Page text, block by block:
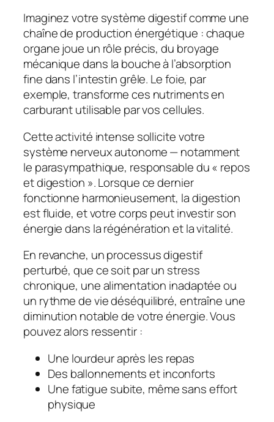
Imaginez votre système digestif comme une
chaîne de production énergétique : chaque
organe joue un rôle précis, du broyage
mécanique dans la bouche à l’absorption
fine dans l’intestin grêle. Le foie, par
exemple, transforme ces nutriments en
carburant utilisable par vos cellules.
Cette activité intense sollicite votre
système nerveux autonome — notamment
le parasympathique, responsable du « repos
et digestion ». Lorsque ce dernier
fonctionne harmonieusement, la digestion
est fluide, et votre corps peut investir son
énergie dans la régénération et la vitalité.
En revanche, un processus digestif
perturbé, que ce soit par un stress
chronique, une alimentation inadaptée ou
un rythme de vie déséquilibré, entraîne une
diminution notable de votre énergie. Vous
pouvez alors ressentir :
Une lourdeur après les repas
Des ballonnements et inconforts
Une fatigue subite, même sans effort
physique